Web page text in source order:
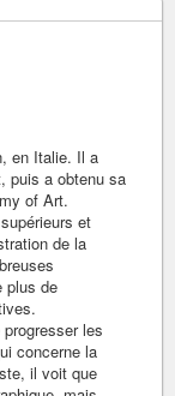
en Italie. Il a
puis a obtenu sa
of Art.
et
de la
plus de
les
concerne la
il voit que